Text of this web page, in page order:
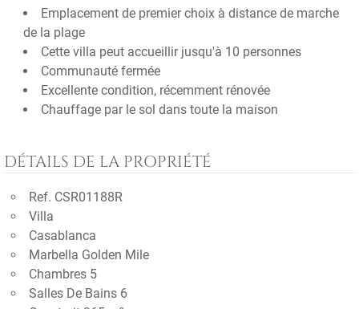
Emplacement de premier choix à distance de marche
de la plage
Cette villa peut accueillir jusqu'à 10 personnes
Communauté fermée
Excellente condition, récemment rénovée
Chauffage par le sol dans toute la maison
DÉTAILS DE LA PROPRIÉTÉ
Ref. CSR01188R
Villa
Casablanca
Marbella Golden Mile
Chambres 5
Salles De Bains 6